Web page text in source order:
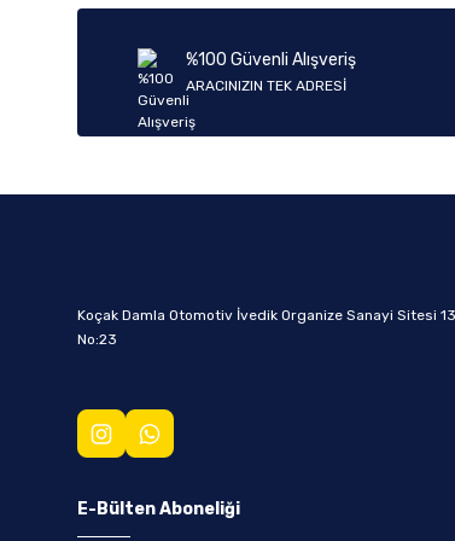
%100 Güvenli Alışveriş
ARACINIZIN TEK ADRESİ
Koçak Damla Otomotiv İvedik Organize Sanayi Sitesi
No:23
E-Bülten Aboneliği